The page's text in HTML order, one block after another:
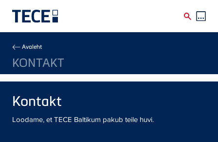
Breadcrumb
Avaleht
KONTAKT
Kontakt
Loodame, etTECE Baltikum pakub teile huvi.